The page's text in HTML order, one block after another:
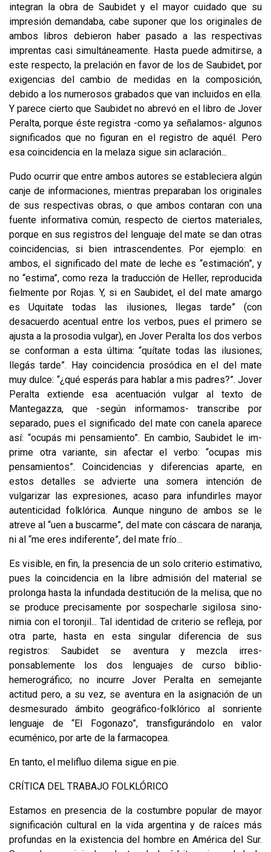
integran la obra de Saubidet y el mayor cuidado que su
impresión demandaba, cabe suponer que los originales de
ambos libros debieron haber pasado a las respectivas
imprentas casi simultá­neamente. Hasta puede admitirse, a
este respecto, la prelación en favor de los de Saubidet, por
exigencias del cambio de medidas en la composición,
debido a los numerosos grabados que van incluidos en ella.
Y parece cierto que Saubidet no abrevó en el libro de Jover
Peralta, porque éste registra -como ya señala­mos- algunos
significados que no figuran en el registro de aquél. Pero
esa coin­cidencia en la melaza sigue sin aclaración...
Pudo ocurrir que entre ambos autores se estableciera algún
canje de infor­maciones, mientras preparaban los originales
de sus respectivas obras, o que ambos contaran con una
fuente informativa común, respecto de ciertos mate­riales,
porque en sus registros del lenguaje del mate se dan otras
coinciden­cias, si bien intrascendentes. Por ejemplo: en
ambos, el significado del mate de leche es “estimación”, y
no “estima”, como reza la traducción de Heller, re­producida
fielmente por Rojas. Y, si en Saubidet, el del mate amargo
es Uquitate todas las ilusiones, llegas tarde” (con
desacuerdo acentual entre los verbos, pues el primero se
ajusta a la prosodia vulgar), en Jover Peralta los dos verbos
se con­forman a esta última: “quítate todas las ilusiones;
llegás tarde”. Hay coinci­dencia prosódica en el del mate
muy dulce: “¿qué esperás para hablar a mis padres?”. Jover
Peralta extiende esa acentuación vulgar al texto de
Mantegazza, que -según informamos- transcribe por
separado, pues el significado del mate con canela aparece
así: “ocupás mi pensamiento”. En cambio, Saubidet le im­
prime otra variante, sin afectar el verbo: “ocupas mis
pensamientos”. Coinci­dencias y diferencias aparte, en
estos detalles se advierte una somera intención de
vulgarizar las expresiones, acaso para infundirles mayor
autenticidad folklórica. Aunque ninguno de ambos se le
atreve al “uen a buscarme”, del mate con cásca­ra de naranja,
ni al “me eres indiferente”, del mate frío...
Es visible, en fin, la presencia de un solo criterio estimativo,
pues la coinci­dencia en la libre admisión del material se
prolonga hasta la infundada destitu­ción de la melisa, que no
se produce precisamente por sospecharle sigilosa sino­
nimia con el toronjil... Tal identidad de criterio se refleja, por
otra parte, hasta en esta singular diferencia de sus
registros: Saubidet se aventura y mezcla irres­
ponsablemente los dos lenguajes de curso biblio-
hemerográfico; no incurre Jover Peralta en semejante
actitud pero, a su vez, se aventura en la asignación de un
desmesurado ámbito geográfico-folklórico al sonriente
lenguaje de “El Fogona­zo”, transfigurándolo en valor
ecuménico, por arte de la farmacopea.
En tanto, el melifluo dilema sigue en pie.
CRÍTICA DEL TRABAJO FOLKLÓRICO
Estamos en presencia de la costumbre popular de mayor
significación cultu­ral en la vida argentina y de raíces más
profundas en la existencia del hombre en América del Sur.